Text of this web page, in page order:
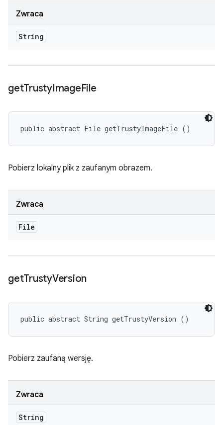
Zwraca
String
getTrustyImageFile
public abstract File getTrustyImageFile ()
Pobierz lokalny plik z zaufanym obrazem.
Zwraca
File
getTrustyVersion
public abstract String getTrustyVersion ()
Pobierz zaufaną wersję.
Zwraca
String